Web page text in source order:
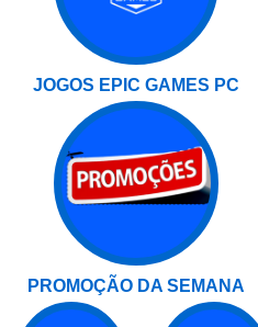
JOGOS EPIC GAMES PC
PROMOÇÃO DA SEMANA